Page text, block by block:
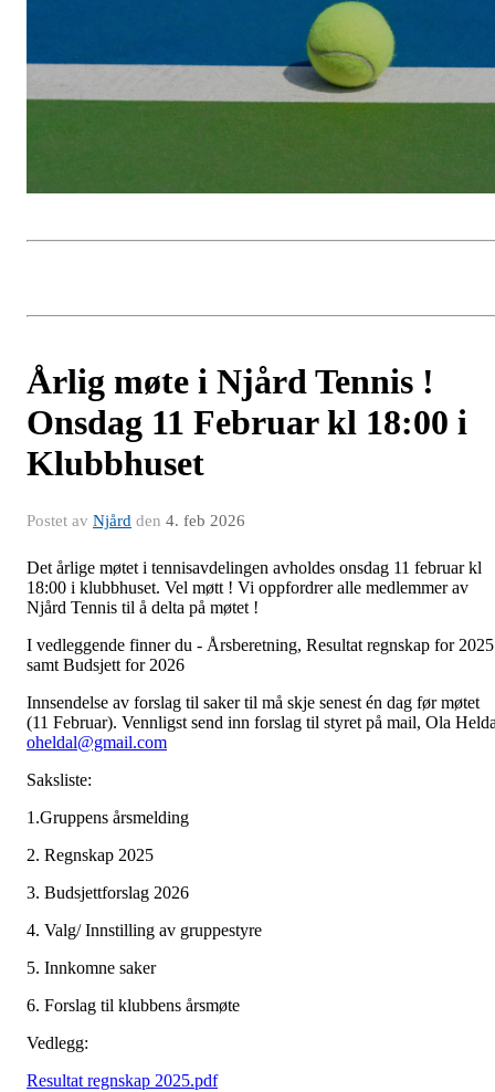
Årlig møte i Njård Tennis !
Onsdag 11 Februar kl 18:00 i
Klubbhuset
Postet av Njård den 4. feb 2026
Det årlige møtet i tennisavdelingen avholdes onsdag 11 februar kl
18:00 i klubbhuset. Vel møtt ! Vi oppfordrer alle medlemmer av
Njård Tennis til å delta på møtet !
I vedleggende finner du - Årsberetning, Resultat regnskap for 2025
samt Budsjett for 2026
Innsendelse av forslag til saker til må skje senest én dag før møtet
(11 Februar). Vennligst send inn forslag til styret på mail, Ola
oheldal@gmail.com
Saksliste:
1.Gruppens årsmelding
2. Regnskap 2025
3. Budsjettforslag 2026
4. Valg/ Innstilling av gruppestyre
5. Innkomne saker
6. Forslag til klubbens årsmøte
Vedlegg:
Resultat regnskap 2025.pdf